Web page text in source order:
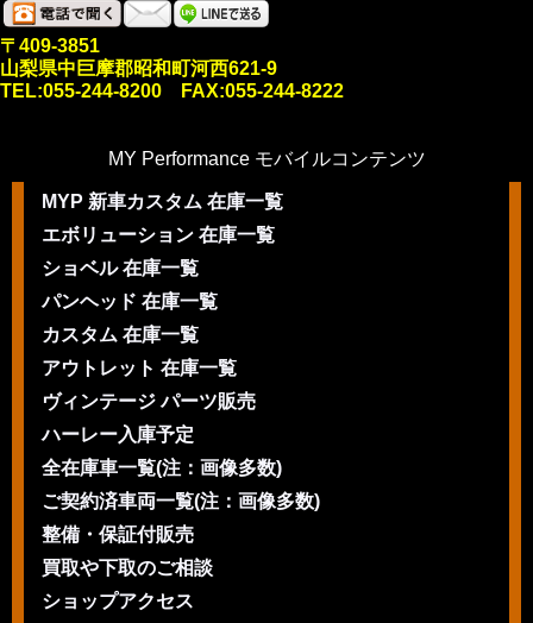
〒409-3851
山梨県中巨摩郡昭和町河西621-9
TEL:055-244-8200 FAX:055-244-8222
MY Performance モバイルコンテンツ
MYP 新車カスタム 在庫一覧
エボリューション 在庫一覧
ショベル 在庫一覧
パンヘッド 在庫一覧
カスタム 在庫一覧
アウトレット 在庫一覧
ヴィンテージ パーツ販売
ハーレー入庫予定
全在庫車一覧(注：画像多数)
ご契約済車両一覧(注：画像多数)
整備・保証付販売
買取や下取のご相談
ショップアクセス